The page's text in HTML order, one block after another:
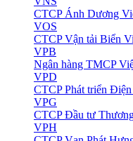
CTCP Ánh Dương
VOS
CTCP Vận tải Biển
VPB
Ngân hàng TMCP
VPD
CTCP Phát triển
VPG
CTCP Đầu tư
VPH